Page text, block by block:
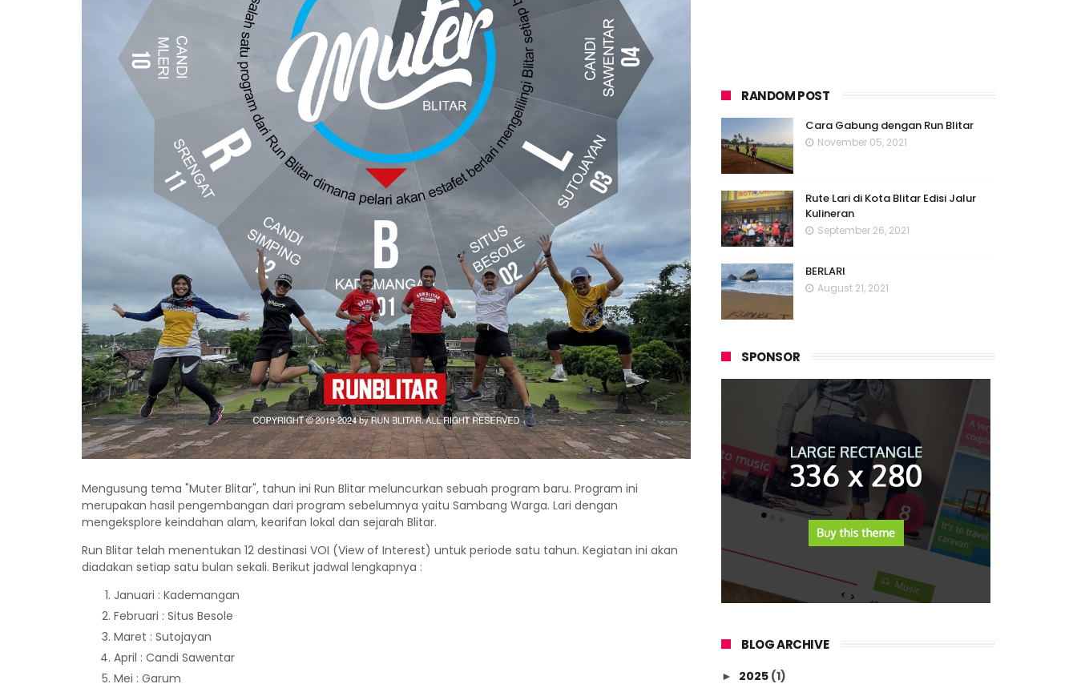
Mengusung tema "Muter Blitar", tahun ini Run Blitar meluncurkan sebuah program baru. Program ini
merupakan hasil pengembangan dari program sebelumnya yaitu Sambang Warga. Lari dengan
mengeksplore keindahan alam, kearifan lokal dan sejarah Blitar.
Run Blitar telah menentukan 12 destinasi VOI (View of Interest) untuk periode satu tahun. Kegiatan ini akan
diadakan setiap satu bulan sekali. Berikut jadwal lengkapnya :
Januari : Kademangan
Februari : Situs Besole
Maret : Sutojayan
April : Candi Sawentar
Mei : Garum
RANDOM POST
Cara Gabung dengan Run Blitar
November 05, 2021
Rute Lari di Kota Blitar Edisi Jalur
Kulineran
September 26, 2021
BERLARI
August 21, 2021
SPONSOR
BLOG ARCHIVE
► 2025 (1)